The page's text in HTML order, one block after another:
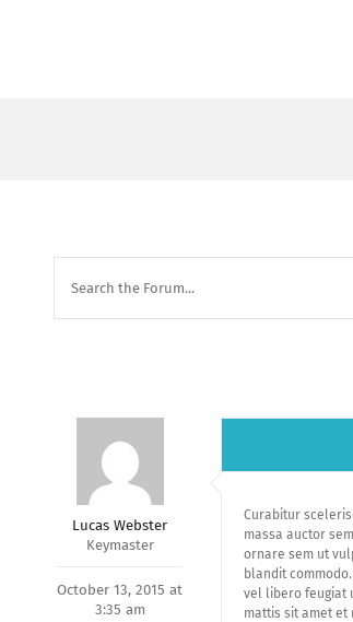
Lucas Webster
Keymaster
October 13, 2015 at
3:35 am
Curabitur
massa auctor
ornare sem ut
blandit
vel libero feugiat
mattis sit amet et